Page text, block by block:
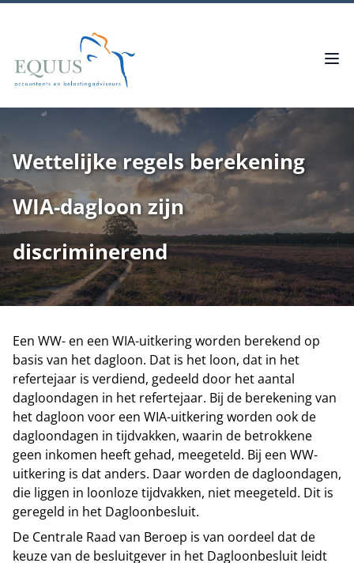
Wettelijke regels berekening
WIA-dagloon zijn
discriminerend
Een WW- en een WIA-uitkering worden berekend op
basis van het dagloon. Dat is het loon, dat in het
refertejaar is verdiend, gedeeld door het aantal
dagloondagen in het refertejaar. Bij de berekening van
het dagloon voor een WIA-uitkering worden ook de
dagloondagen in tijdvakken, waarin de betrokkene
geen inkomen heeft gehad, meegeteld. Bij een WW-
uitkering is dat anders. Daar worden de dagloondagen,
die liggen in loonloze tijdvakken, niet meegeteld. Dit is
geregeld in het Dagloonbesluit.
De Centrale Raad van Beroep is van oordeel dat de
keuze van de besluitgever in het Dagloonbesluit leidt